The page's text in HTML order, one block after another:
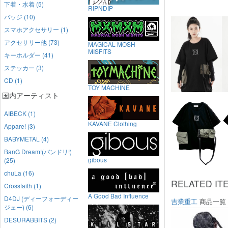
RELATED
吉業重工 商品一覧
下着・水着 (5)
バッジ (10)
スマホアクセサリー (1)
アクセサリー他 (73)
キーホルダー (41)
ステッカー (3)
CD (1)
国内アーティスト
AIBECK (1)
Appare! (3)
BABYMETAL (4)
BanG Dream!(バンドリ!)
(25)
chuLa (16)
Crossfaith (1)
D4DJ (ディーフォーディー
ジェー) (6)
DESURABBITS (2)
RIPNDIP
MAGICAL MOSH
MISFITS
TOY MACHINE
KAVANE Clothing
gibous
A Good Bad Influence